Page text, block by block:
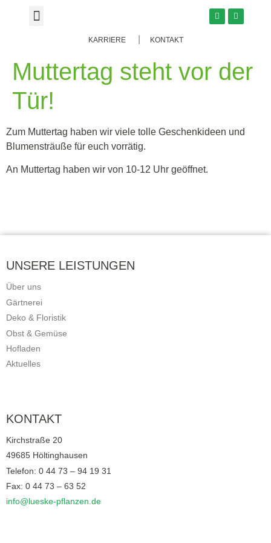
KARRIERE KONTAKT
Muttertag steht vor der
Tür!
Zum Muttertag haben wir viele tolle Geschenkideen und
Blumensträuße für euch vorrätig.
An Muttertag haben wir von 10-12 Uhr geöffnet.
UNSERE LEISTUNGEN
Über uns
Gärtnerei
Deko & Floristik
Obst & Gemüse
Hofladen
Aktuelles
KONTAKT
Kirchstraße 20
49685 Höltinghausen
Telefon: 0 44 73 – 94 19 31
Fax: 0 44 73 – 63 52
info@lueske-pflanzen.de